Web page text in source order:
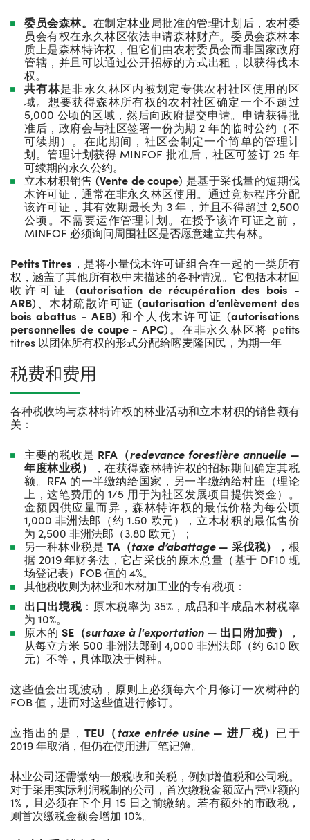
委员会森林。 在制定林业局批准的管理计划后，农村委
员会有权在永久林区依法申请森林财产。委员会森林本
质上是森林特许权，但它们由农村委员会而非国家政府
管辖，并且可以通过公开招标的方式出租，以获得伐木
权。
共有林是非永久林区内被划定专供农村社区使用的区
域。想要获得森林所有权的农村社区确定一个不超过
5,000 公顷的区域，然后向政府提交申请。申请获得批
准后，政府会与社区签署一份为期 2 年的临时公约（不
可续期）。在此期间，社区会制定一个简单的管理计
划。管理计划获得 MINFOF 批准后，社区可签订 25 年
可续期的永久公约。
立木材积销售 (Vente de coupe) 是基于采伐量的短期伐
木许可证，通常在非永久林区使用。通过竞标程序分配
该许可证，其有效期最长为 3 年，并且不得超过 2,500
公顷。不需要运作管理计划。在授予该许可证之前，
MINFOF 必须询问周围社区是否愿意建立共有林。
Petits Titres ，是将小量伐木许可证组合在一起的一类所有
权，涵盖了其他所有权中未描述的各种情况。它包括木材回
收许可证 (autorisation de récupération des bois -
ARB)、木材疏散许可证 (autorisation d’enlèvement des
bois abattus - AEB) 和个人伐木许可证 (autorisations
personnelles de coupe - APC)。在非永久林区将 petits
titres 以团体所有权的形式分配给喀麦隆国民，为期一年
税费和费用
各种税收均与森林特许权的林业活动和立木材积的销售额有
关：
主要的税收是 RFA （redevance forestière annuelle —
年度林业税）
，在获得森林特许权的招标期间确定其税
额。RFA 的一半缴纳给国家，另一半缴纳给村庄（理论
上，这笔费用的 1/5 用于为社区发展项目提供资金）。
金额因供应量而异，森林特许权的最低价格为每公顷
1,000 非洲法郎（约 1.50 欧元），立木材积的最低售价
为 2,500 非洲法郎（3.80 欧元）；
另一种林业税是 TA （taxe d’abattage — 采伐税）
，根
据 2019 年财务法，它占采伐的原木总量（基于 DF10 现
场登记表）FOB 值的 4%。
其他税收则为林业和木材加工业的专有税项：
出口出境税：原木税率为 35%，成品和半成品木材税率
为 10%。
原木的 SE （surtaxe à l'exportation — 出口附加费）
，
从每立方米 500 非洲法郎到 4,000 非洲法郎（约 6.10 欧
元）不等，具体取决于树种。
这些值会出现波动，原则上必须每六个月修订一次树种的
FOB 值，进而对这些值进行修订。
应指出的是， TEU （taxe entrée usine — 进厂税） 已于
2019 年取消，但仍在使用进厂笔记簿。
林业公司还需缴纳一般税收和关税，例如增值税和公司税。
对于采用实际利润税制的公司，首次缴税金额应占营业额的
1%，且必须在下个月 15 日之前缴纳。若有额外的市政税，
则首次缴税金额会增加 10%。